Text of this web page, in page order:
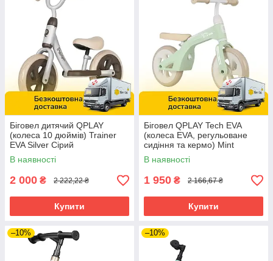
Біговел дитячий QPLAY
(колеса 10 дюймів) Trainer
EVA Silver Сірий
В наявності
2 000 ₴ 2 222,22 ₴
Купити
Біговел QPLAY Tech EVA
(колеса EVA, регульоване
сидіння та кермо) Mint
М'ятний
В наявності
1 950 ₴ 2 166,67 ₴
Купити
–10% –10%